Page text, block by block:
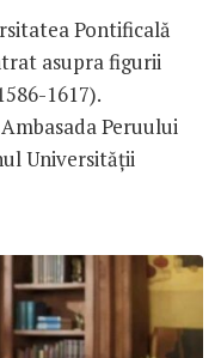
Pontificală
asupra figurii
1617).
Peruului
Universității